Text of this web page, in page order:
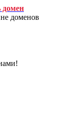
домен
доменов